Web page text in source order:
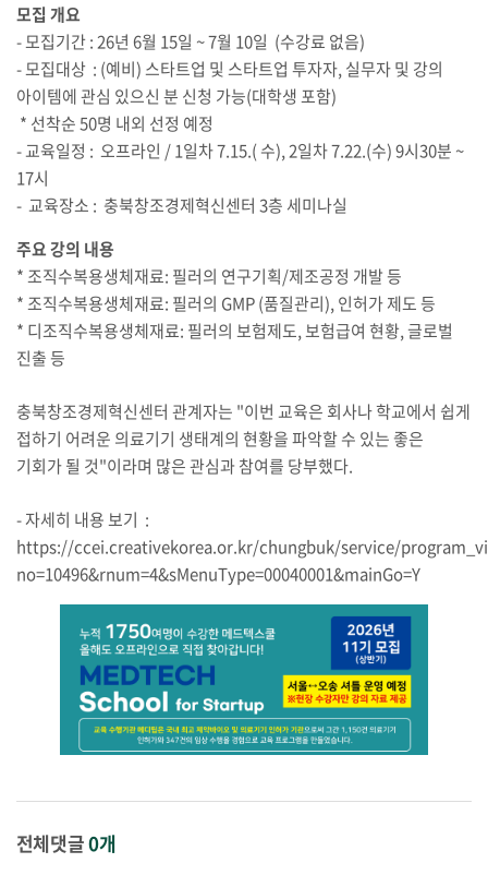
모집 개요
-모집기간: 26년 6월 15일 ~ 7월 10일 (수강료 없음)
-모집대상 : (예비)스타트업 및 스타트업 투자자, 실무자 및 강의
아이템에 관심 있으신 분 신청 가능(대학생 포함)
* 선착순50명 내외 선정 예정
-교육일정 : 오프라인 / 1일차7.15.(수), 2일차7.22.(수) 9시30분 ~
17시
- 교육장소 : 충북창조경제혁신센터 3층 세미나실
주요 강의 내용
*조직수복용생체재료: 필러의 연구기획/제조공정 개발 등
*조직수복용생체재료: 필러의 GMP (품질관리), 인허가 제도 등
* 디조직수복용생체재료: 필러의 보험제도,보험급여 현황,글로벌
진출 등
충북창조경제혁신센터 관계자는 "이번 교육은 회사나 학교에서 쉽게
접하기 어려운 의료기기 생태계의 현황을 파악할 수 있는 좋은
기회가 될 것"이라며 많은 관심과 참여를 당부했다.
- 자세히 내용 보기 :
https://ccei.creativekorea.or.kr/chungbuk/service/
no=10496&rnum=4&sMenuType=00040001&mainGo=Y
전체댓글0개